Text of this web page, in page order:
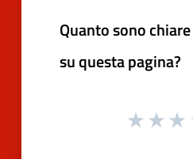
Quanto sono
su questa pagina?